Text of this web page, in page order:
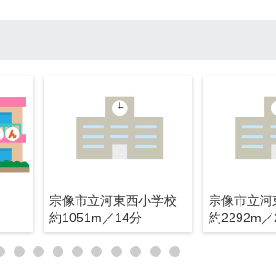
宗像市立河東西小学校
約1051m／14分
宗像市立河
約2292m